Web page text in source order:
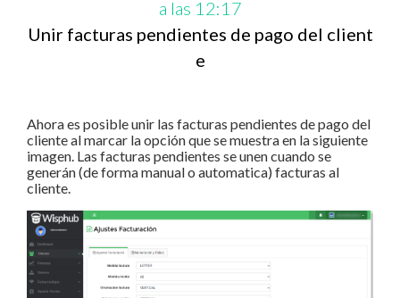
a las 12:17
Unir facturas pendientes de pago del client
e
Ahora es posible unir las facturas pendientes de pago del
cliente al marcar la opción que se muestra en la siguiente
imagen. Las facturas pendientes se unen cuando se
generán (de forma manual o automatica) facturas al
cliente.